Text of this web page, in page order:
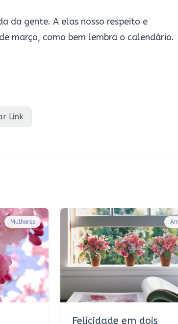
da gente. A elas nosso respeito e
março, como bem lembra o calendário.
Link
Mulheres
Felicidade em dois